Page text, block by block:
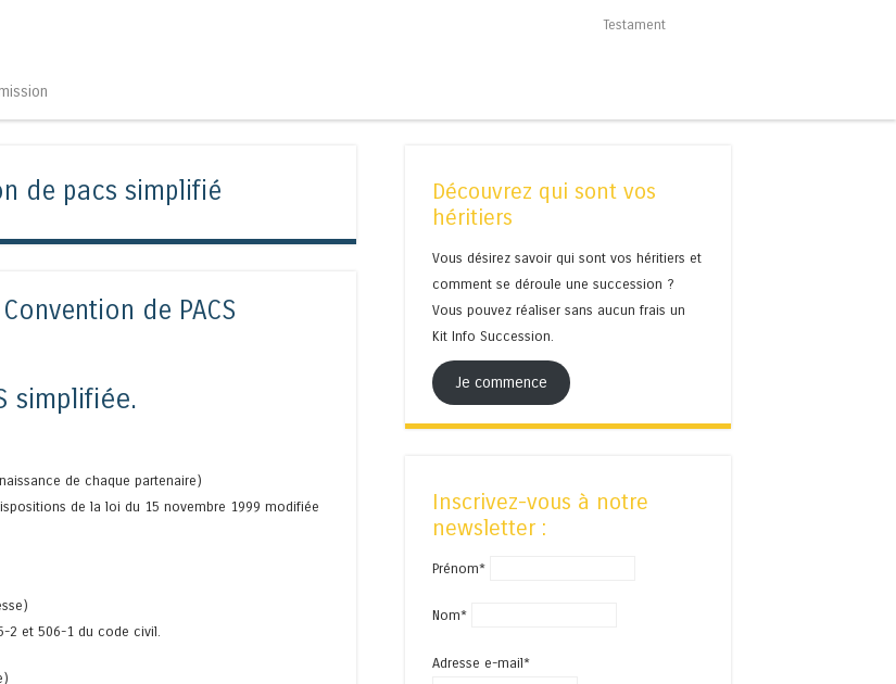
Testament
de pacs simplifié
de PACS
simplifiée.
de chaque partenaire)
de la loi du 15 novembre 1999 modifiée
2 et 506-1 du code civil.
Découvrez qui sont vos
héritiers
Vous désirez savoir qui sont vos héritiers et
comment se déroule une succession ?
Vous pouvez réaliser sans aucun frais un
Kit Info Succession.
Je commence
Inscrivez-vous à notre
newsletter :
Prénom*
Nom*
Adresse e-mail*